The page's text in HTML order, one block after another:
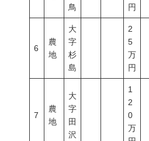
鳥
円
6
農
地
大
字
杉
島
2
5
万
円
7
農
地
大
字
田
沢
1
2
0
万